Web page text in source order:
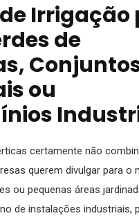
Irrigação
de
ou
certamente não
querem divulgar para o
ou pequenas áreas
de instalações industriais,